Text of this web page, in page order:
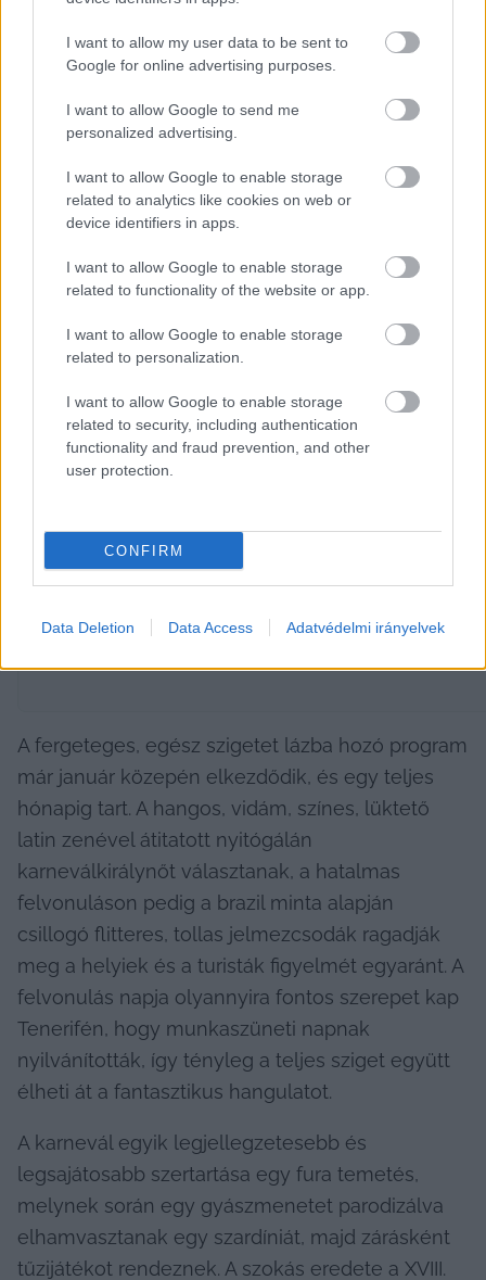
I want to allow my user data to be sent to
Google for online advertising purposes.
I want to allow Google to send me
personalized advertising.
I want to allow Google to enable storage
related to analytics like cookies on web or
device identifiers in apps.
I want to allow Google to enable storage
related to functionality of the website or app.
I want to allow Google to enable storage
related to personalization.
I want to allow Google to enable storage
related to security, including authentication
functionality and fraud prevention, and other
user protection.
CONFIRM
Data Deletion Data Access Adatvédelmi irányelvek
aranybarna, fordítsd meg, és fedő nélkül süsd
majd csepegtesd le papírtörlőn. Tálaláskor szórd
A világ második legnagyobb karneválja
A karneválról leginkább a riói jut eszünkbe, és
kétségtelenül az a világ legnagyobb bulija. A
említik – ahogy az általában lenni szokott a
most egy kis csillogást a Santa Cruz de
Tenerifében tartott karnevál!
A fergeteges, egész szigetet lázba hozó program
már január közepén elkezdődik, és egy teljes
hónapig tart. A hangos, vidám, színes, lüktető
latin zenével átitatott nyitógálán
karneválkirálynőt választanak, a hatalmas
felvonuláson pedig a brazil minta alapján
csillogó flitteres, tollas jelmezcsodák ragadják
meg a helyiek és a turisták figyelmét egyaránt. A
felvonulás napja olyannyira fontos szerepet kap
Tenerifén, hogy munkaszüneti napnak
nyilvánították, így tényleg a teljes sziget együtt
élheti át a fantasztikus hangulatot.
A karnevál egyik legjellegzetesebb és
legsajátosabb szertartása egy fura temetés,
melynek során egy gyászmenetet parodizálva
elhamvasztanak egy szardíniát, majd zárásként
tűzijátékot rendeznek. A szokás eredete a XVIII.